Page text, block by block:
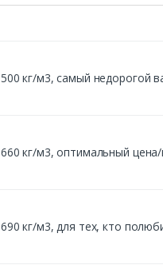
500 кг/м3, cамый недорогой
660 кг/м3, оптимальный цена/
690 кг/м3, для тех, кто